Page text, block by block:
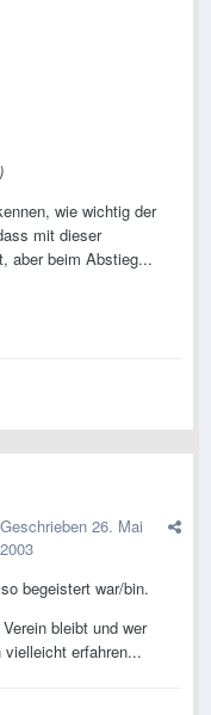
wie wichtig der
mit dieser
aber beim Abstieg...
Geschrieben 26. Mai
2003
begeistert war/bin.
bleibt und wer
erfahren...